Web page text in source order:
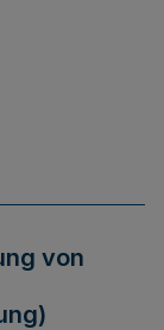
von